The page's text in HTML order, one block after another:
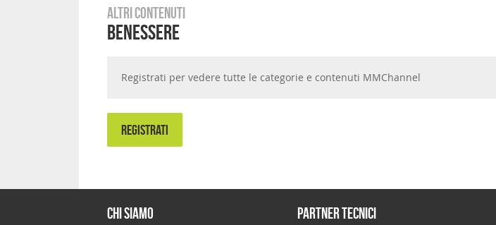
Altri contenuti
Benessere
Registrati per vedere tutte le categorie e contenuti MMChannel
REGISTRATI
Chi siamo Partner tecnici